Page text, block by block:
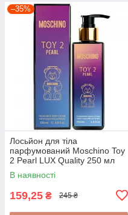
–35%
Лосьйон для тіла
парфумований Moschino Toy
2 Pearl LUX Quality 250 мл
В наявності
159,25 ₴ 245 ₴